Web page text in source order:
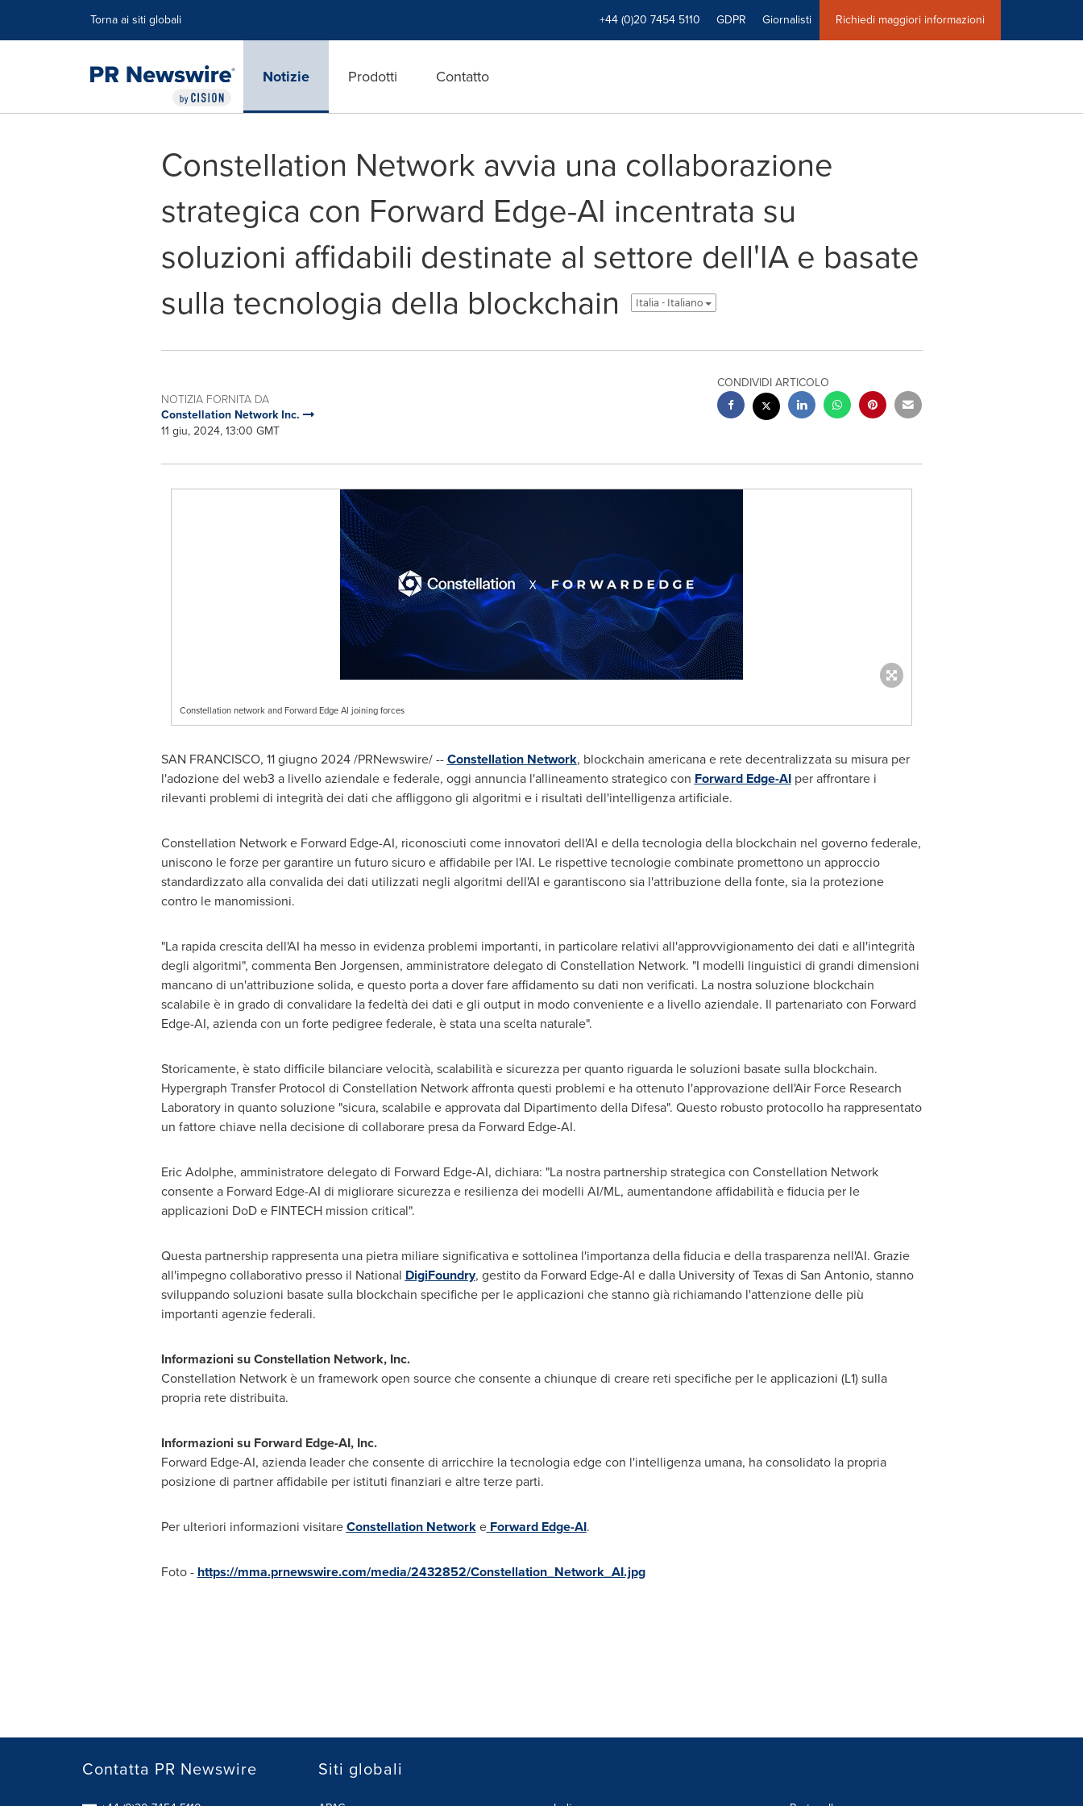
Torna ai siti globali +44 (0)20 7454 5110 GDPR Giornalisti Richiedi maggiori informazioni
Notizie Prodotti Contatto
Constellation Network avvia una collaborazione
strategica con Forward Edge-AI incentrata su
soluzioni affidabili destinate al settore dell'IA e basate
sulla tecnologia della blockchain
Italia - Italiano
NOTIZIA FORNITA DA
Constellation Network Inc.
11 giu, 2024, 13:00 GMT
CONDIVIDI ARTICOLO
Constellation network and Forward Edge AI joining forces
SAN FRANCISCO, 11 giugno 2024/PRNewswire/ --Constellation Network, blockchain americana e rete decentralizzata su misura per
l'adozione del web3 a livello aziendale e federale, oggi annuncia l'allineamento strategico con Forward Edge-AIper affrontare i
rilevanti problemi di integrità dei dati che affliggono gli algoritmi e i risultati dell'intelligenza artificiale.
Constellation Network e Forward Edge-AI, riconosciuti come innovatori dell'AI e della tecnologia della blockchain nel governo federale,
uniscono le forze per garantire un futuro sicuro e affidabile per l'AI. Le rispettive tecnologie combinate promettono un approccio
standardizzato alla convalida dei dati utilizzati negli algoritmi dell'AI e garantiscono sia l'attribuzione della fonte, sia la protezione
contro le manomissioni.
"La rapida crescita dell'AI ha messo in evidenza problemi importanti, in particolare relativi all'approvvigionamento dei dati e all'integrità
degli algoritmi", commenta Ben Jorgensen, amministratore delegato di Constellation Network. "I modelli linguistici di grandi dimensioni
mancano di un'attribuzione solida, e questo porta a dover fare affidamento su dati non verificati. La nostra soluzione blockchain
scalabile è in grado di convalidare la fedeltà dei dati e gli output in modo conveniente e a livello aziendale. Il partenariato con Forward
Edge-AI, azienda con un forte pedigree federale, è stata una scelta naturale".
Storicamente, è stato difficile bilanciare velocità, scalabilità e sicurezza per quanto riguarda le soluzioni basate sulla blockchain.
Hypergraph Transfer Protocol di Constellation Network affronta questi problemi e ha ottenuto l'approvazione dell'Air Force Research
Laboratory in quanto soluzione "sicura, scalabile e approvata dal Dipartimento della Difesa". Questo robusto protocollo ha rappresentato
un fattore chiave nella decisione di collaborare presa da Forward Edge-AI.
Eric Adolphe, amministratore delegato di Forward Edge-AI, dichiara: "La nostra partnership strategica con Constellation Network
consente a Forward Edge-AI di migliorare sicurezza e resilienza dei modelli AI/ML, aumentandone affidabilità e fiducia per le
applicazioni DoD e FINTECH mission critical".
Questa partnership rappresenta una pietra miliare significativa e sottolinea l'importanza della fiducia e della trasparenza nell'AI. Grazie
all'impegno collaborativo presso il National DigiFoundry, gestito da Forward Edge-AI e dalla University of Texasdi San Antonio, stanno
sviluppando soluzioni basate sulla blockchain specifiche per le applicazioni che stanno già richiamando l'attenzione delle più
importanti agenzie federali.
Informazioni su Constellation Network, Inc.
Constellation Network è un framework open source che consente a chiunque di creare reti specifiche per le applicazioni (L1) sulla
propria rete distribuita.
Informazioni su Forward Edge-AI, Inc.
Forward Edge-AI, azienda leader che consente di arricchire la tecnologia edge con l'intelligenza umana, ha consolidato la propria
posizione di partner affidabile per istituti finanziari e altre terze parti.
Per ulteriori informazioni visitareConstellation Networke Forward Edge-AI.
Foto - https://mma.prnewswire.com/media/2432852/Constellation_Network_AI.jpg
Contatta PR Newswire Siti globali